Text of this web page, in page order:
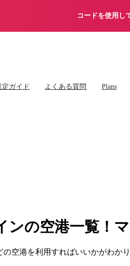
コードを使用し
定ガイド よくある質問 Plans
ンの空港一覧！
空港を利用すればいいかがわかり